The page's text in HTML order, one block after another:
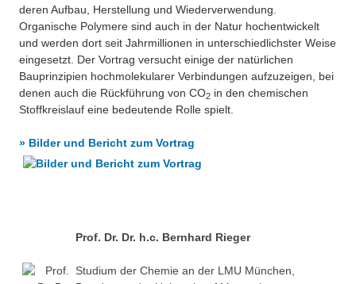
deren Aufbau, Herstellung und Wiederverwendung.
Organische Polymere sind auch in der Natur hochentwickelt
und werden dort seit Jahrmillionen in unterschiedlichster Weise
eingesetzt. Der Vortrag versucht einige der natürlichen
Bauprinzipien hochmolekularer Verbindungen aufzuzeigen, bei
denen auch die Rückführung von CO2 in den chemischen
Stoffkreislauf eine bedeutende Rolle spielt.
» Bilder und Bericht zum Vortrag
Prof. Dr. Dr. h.c. Bernhard Rieger
Studium der Chemie an der LMU München,